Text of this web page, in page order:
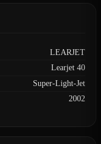
LEARJET
Learjet 40
Super-Light-Jet
2002